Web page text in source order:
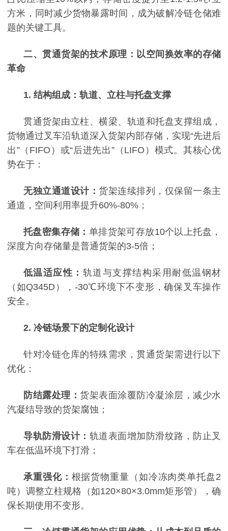
方米，同时减少货物暴露时间，成为破解冷链仓储难
题的关键工具。
二、贯通货架的技术原理：以空间换效率的存储
革命
1. 结构组成：轨道、立柱与托盘支撑
贯通货架由立柱、横梁、轨道和托盘支撑组成，
货物通过叉车沿轨道深入货架内部存储，实现“先进后
出”（FIFO）或“后进先出”（LIFO）模式。其核心优
势在于：
无独立通道设计： 货架连续排列，仅保留一条主
通道，空间利用率提升60%-80%；
托盘密集存储： 单排货架可存放10个以上托盘，
深度方向存储量是普通货架的3-5倍；
低温适应性： 轨道与支撑结构采用耐低温钢材
（如Q345D），-30℃环境下不变形，确保叉车操作
安全。
2. 冷链场景下的定制化设计
针对冷链仓库的特殊需求，贯通货架需进行以下
优化：
防结露处理： 货架表面涂覆防冷凝涂层，减少水
汽凝结导致的货架腐蚀；
导轨防滑设计： 轨道表面增加防滑纹路，防止叉
车在低温环境下打滑；
承重强化： 根据货物重量（如冷冻肉类单托盘2
吨）调整立柱规格（如120×80×3.0mm矩形管），确
保长期使用不变形。